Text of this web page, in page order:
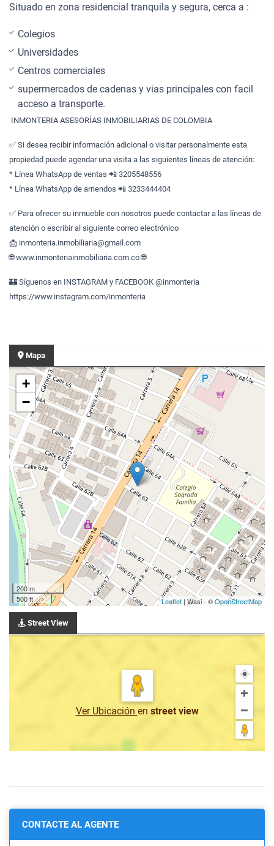
Situado en zona residencial tranquila y segura, cerca a :
Colegios
Universidades
Centros comerciales
supermercados de cadenas y vias principales con facil
acceso a transporte.
INMONTERIA ASESORÍAS INMOBILIARIAS DE COLOMBIA
✅ Si desea recibir información adicional o visitar personalmente esta
propiedad puede agendar una visita a las siguientes líneas de atención:
* Línea WhatsApp de ventas 📲 3205548556
* Línea WhatsApp de arriendos 📲 3233444404
✅ Para ofrecer su inmueble con nosotros puede contactar a las líneas de
atención o escribir al siguiente correo electrónico
📩 inmonteria.inmobiliaria@gmail.com
🌐 www.inmonteriainmobiliaria.com.co 🌐
🏰 Síguenos en INSTAGRAM y FACEBOOK @inmonteria
https://www.instagram.com/inmonteria
Mapa
+
−
200 m
500 ft
Leaflet | Wasi - ©OpenStreetMap
Street View
Ver Ubicación en street view
CONTACTE AL AGENTE